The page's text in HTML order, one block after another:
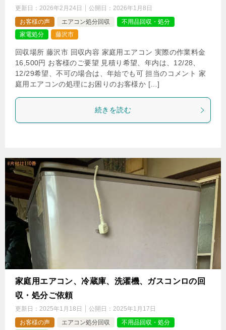
更新日： 2026年2月24日 公開日： 2026年1月8日
お客様の声
エアコン処分回収
不用品回収・処分
家電処分
藤沢市
回収場所 藤沢市 回収内容 家庭用エアコン 実際の作業料金
16,500円 お客様のご要望 見積り希望、年内は、12/28、
12/29希望、不可の場合は、年始でも可 担当のコメント 家
庭用エアコンの処理にお困りのお客様か […]
続きを読む
家庭用エアコン、冷蔵庫、洗濯機、ガスコンロの回
収・処分ご依頼
更新日： 2025年1月18日 公開日： 2025年1月17日
お客様の声
エアコン処分回収
不用品回収・処分